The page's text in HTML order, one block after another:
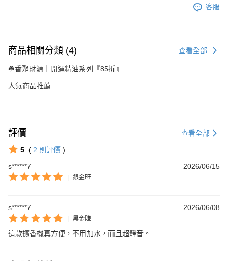
客服
商品相關分類 (4) 查看全部
☘️香聚財源｜開運精油系列『85折』
人氣商品推薦
評價 查看全部
5 ( 2 則評價 )
s******7
2026/06/15
| 銀金旺
s******7 2026/06/08
| 黑金賺
這款擴香機真方便，不用加水，而且超靜音。